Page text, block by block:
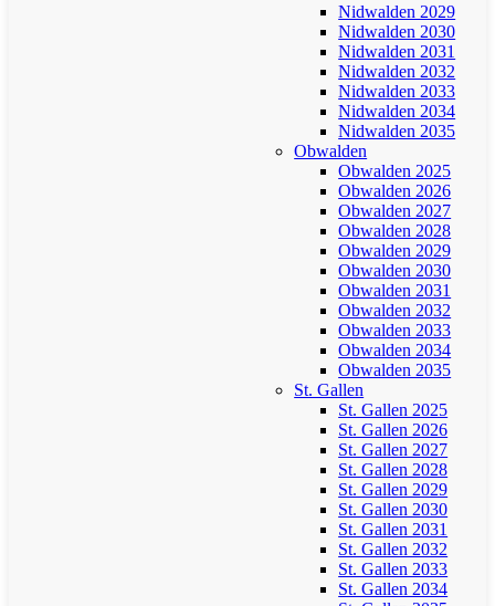
Nidwalden 2029
Nidwalden 2030
Nidwalden 2031
Nidwalden 2032
Nidwalden 2033
Nidwalden 2034
Nidwalden 2035
Obwalden
Obwalden 2025
Obwalden 2026
Obwalden 2027
Obwalden 2028
Obwalden 2029
Obwalden 2030
Obwalden 2031
Obwalden 2032
Obwalden 2033
Obwalden 2034
Obwalden 2035
St. Gallen
St. Gallen 2025
St. Gallen 2026
St. Gallen 2027
St. Gallen 2028
St. Gallen 2029
St. Gallen 2030
St. Gallen 2031
St. Gallen 2032
St. Gallen 2033
St. Gallen 2034